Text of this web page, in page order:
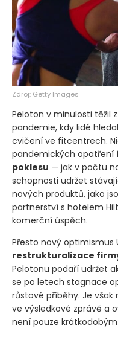
Zdroj: Getty Images
Peloton v minulosti těžil
pandemie, kdy lidé
cvičení ve fitcentrech.
pandemických opatření
poklesu — jak v počtu
schopnosti udržet
nových produktů, jako
partnerství s hotelem
komerční úspěch.
Přesto nový optimismus
restrukturalizace
Pelotonu podaří udržet
se po letech stagnace
růstové příběhy. Je
ve výsledkové zprávě a
není pouze